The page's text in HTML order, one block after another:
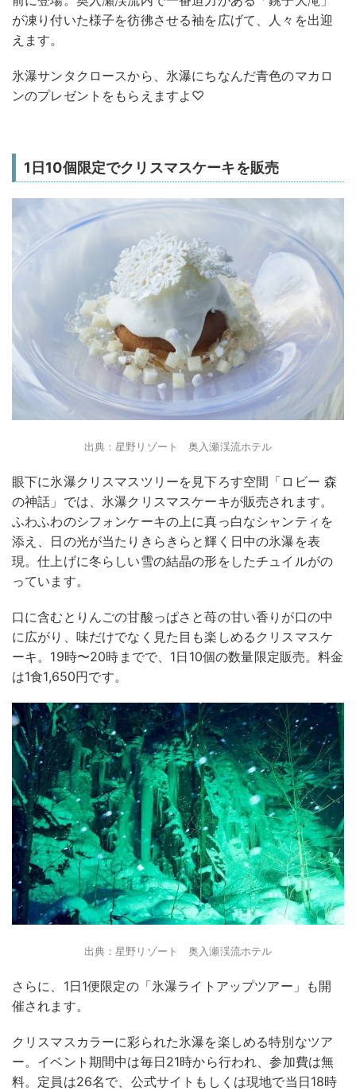
が凍り付いた様子を彷彿させる袖を広げて、人々を出迎
えます。
氷瀑サンタクロースから、氷瀑にちなんだ青色のマカロ
ンのプレゼントをもらえますよ♡
1日10個限定でクリスマスケーキを販売
出典：星野リゾート 奥入瀬渓流ホテル
眼下に氷瀑クリスマスツリーを見下ろす空間「ロビー 森
の神話」では、氷瀑クリスマスケーキが販売されます。
ふわふわのシフォンケーキの上に真っ白なシャンティを
添え、日の光が当たりきらきらと輝く日中の氷瀑を表
現。仕上げに冬らしい雪の結晶の形をしたチュイルがの
っています。
口に含むとりんごの甘酸っぱさと苺の甘い香りが口の中
に広がり、味だけでなく見た目も楽しめるクリスマスケ
ーキ。19時〜20時までで、1日10個の数量限定販売。料金
は1食1,650円です。
出典：星野リゾート 奥入瀬渓流ホテル
さらに、1日1便限定の「氷瀑ライトアップツアー」も開
催されます。
クリスマスカラーに彩られた氷瀑を楽しめる特別なツア
ー。イベント期間中は毎日21時から行われ、参加費は無
料。定員は26名で、公式サイトもしくは現地で当日18時